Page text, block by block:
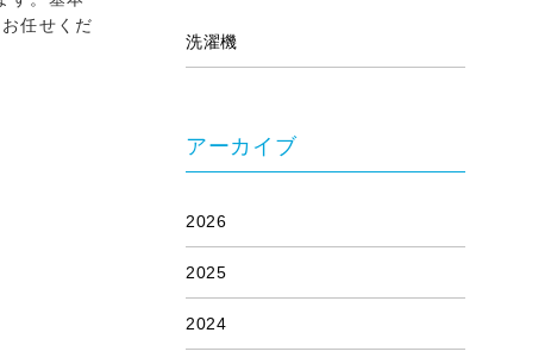
任せくだ
洗濯機
アーカイブ
2026
2025
2024